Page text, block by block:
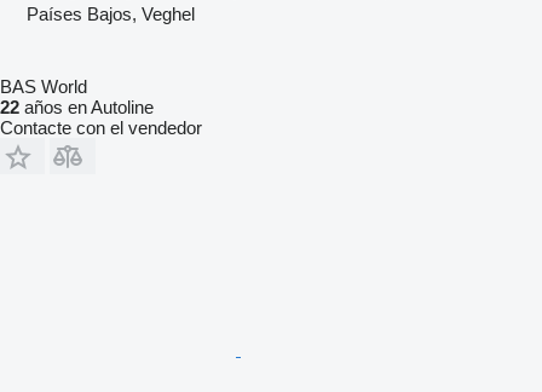
Países Bajos, Veghel
BAS World
22 años en Autoline
Contacte con el vendedor